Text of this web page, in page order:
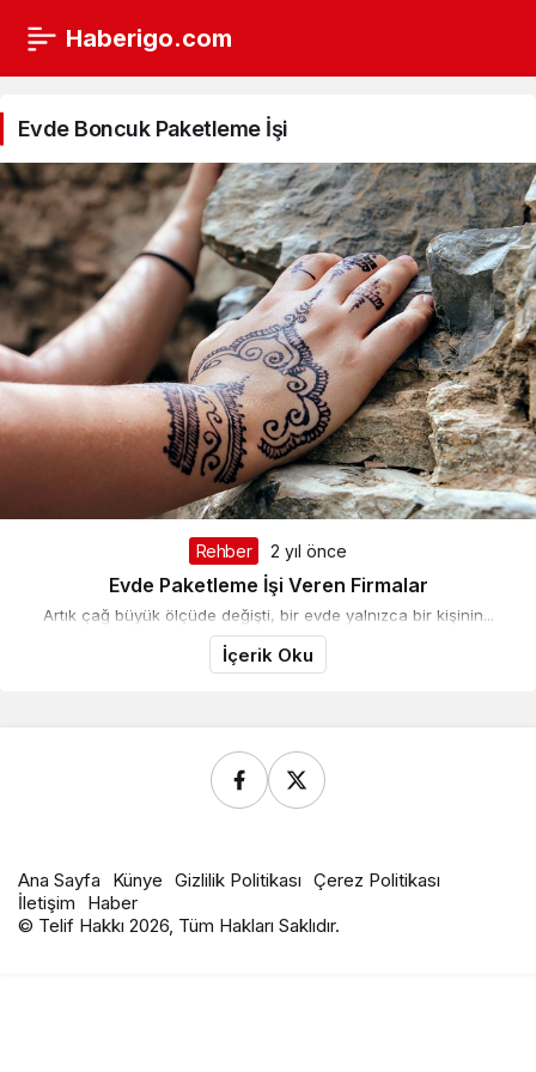
Haberigo.com
Evde
Boncuk
Paketleme
İşi
Haberleri
Evde Boncuk Paketleme İşi
Rehber 2 yıl önce
Evde Paketleme İşi Veren Firmalar
Artık çağ büyük ölçüde değişti, bir evde yalnızca bir kişinin...
İçerik Oku
Ana Sayfa Künye Gizlilik Politikası Çerez Politikası
İletişim
Haber
© Telif Hakkı 2026, Tüm Hakları Saklıdır.